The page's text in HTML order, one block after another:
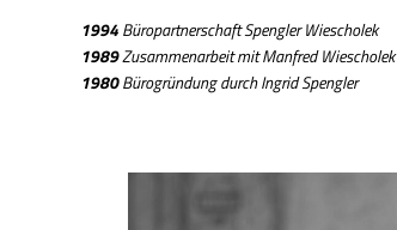
1994Büropartnerschaft Spengler Wiescholek
1989Zusammenarbeit mit Manfred Wiescholek
1980Bürogründung durch Ingrid Spengler